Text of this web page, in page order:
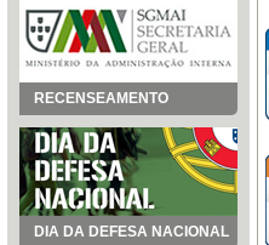
RECENSEAMENTO
DIA DA DEFESA NACIONAL